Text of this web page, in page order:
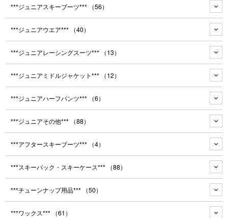
***ジュニアスキーブーツ*** （56）
***ジュニアウエア*** （40）
***ジュニアレーシングスーツ*** （13）
***ジュニアミドルジャケット*** （12）
***ジュニアハーフパンツ*** （6）
***ジュニアその他*** （88）
***アフタースキーブーツ*** （4）
***スキーバック・スキーケース*** （88）
***チューンナップ用品*** （50）
***ワックス*** （61）